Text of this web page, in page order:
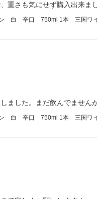
さも気にせず購入出来ま
ン 白 辛口 750ml 1本 三国ワ
ました。まだ飲んでません
ン 白 辛口 750ml 1本 三国ワ